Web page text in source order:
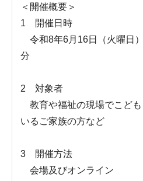
＜開催概要＞
1 開催日時
令和8年6月16日（火曜日
分
2 対象者
教育や福祉の現場でこど
いるご家族の方など
3 開催方法
会場及びオンライン